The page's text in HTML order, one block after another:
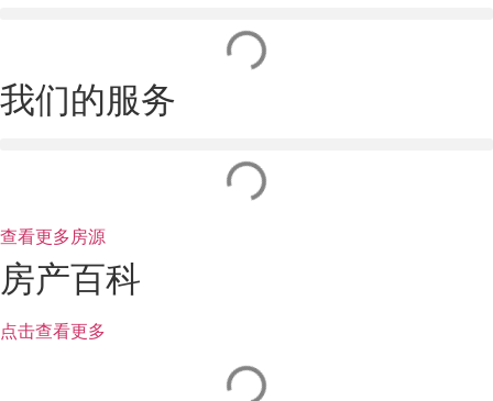
我们的服务
查看更多房源
房产百科
点击查看更多